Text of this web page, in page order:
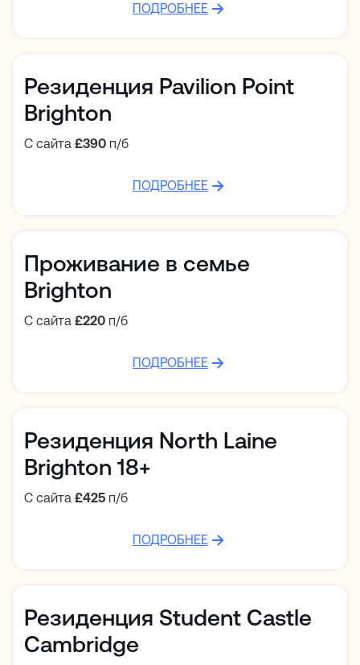
ПОДРОБНЕЕ
Резиденция Pavilion Point
Brighton
С сайта £390 п/б
ПОДРОБНЕЕ
Проживание в семье
Brighton
С сайта £220 п/б
ПОДРОБНЕЕ
Резиденция North Laine
Brighton 18+
С сайта £425 п/б
ПОДРОБНЕЕ
Резиденция Student Castle
Cambridge